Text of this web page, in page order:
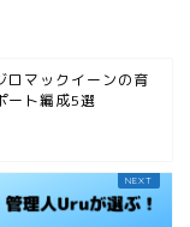
ロマックイーンの育
ート編成5選